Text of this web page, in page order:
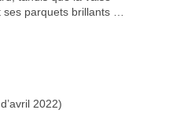
parquets brillants …
2022)